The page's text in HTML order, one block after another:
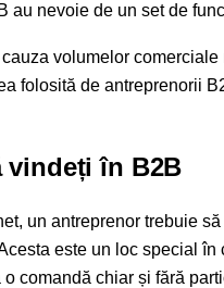
nevoie de un set de
volumelor
folosită de antreprenorii
vindeți în B2B
un antreprenor trebuie
este un loc special
comandă chiar și fără